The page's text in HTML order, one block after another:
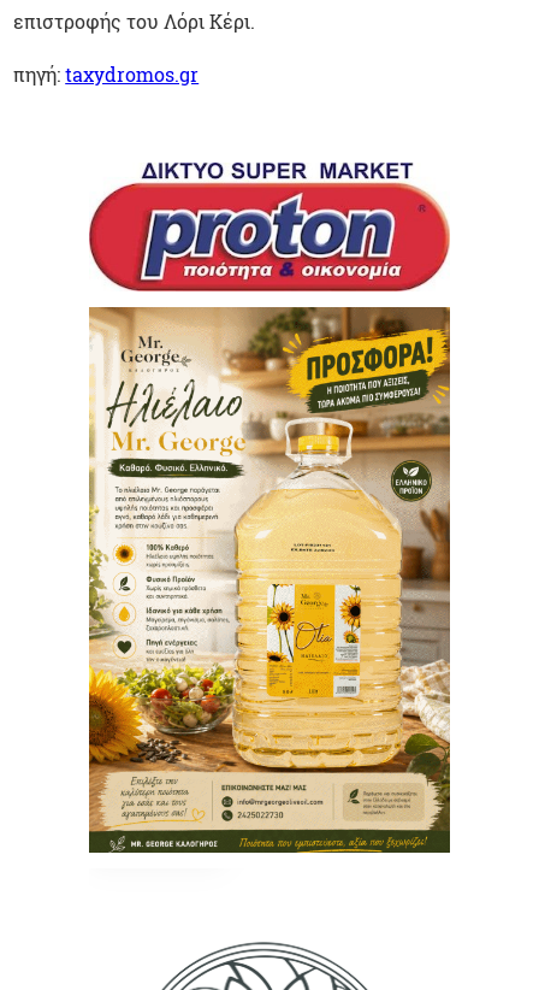
επιστροφής του Λόρι Κέρι.
πηγή:taxydromos.gr